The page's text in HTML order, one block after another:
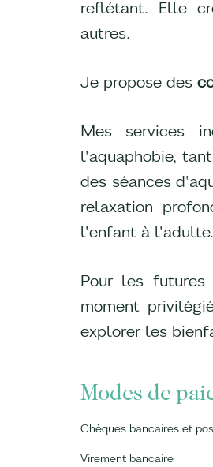
reflétant. Elle
autres.
Je propose des
Mes services
l'aquaphobie,
des séances
relaxation
l'enfant à l'adulte.
Pour les futures
moment
explorer les
Modes de
Chèques bancaires et
Virement bancaire